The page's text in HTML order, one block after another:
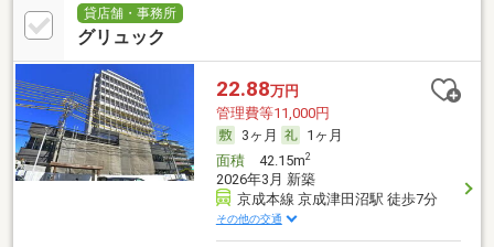
貸店舗・事務所
グリュック
22.88万円
管理費等11,000円
3ヶ月
1ヶ月
面積42.15m2
2026年3月 新築
京成本線 京成津田沼駅 徒歩7分
その他の交通